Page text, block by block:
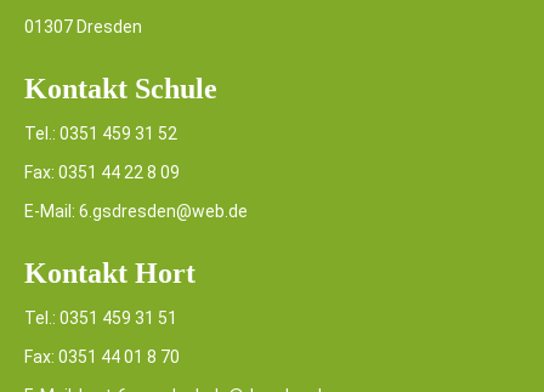
01307 Dresden
Kontakt Schule
Tel.: 0351 459 31 52
Fax: 0351 44 22 8 09
E-Mail: 6.gsdresden@web.de
Kontakt Hort
Tel.: 0351 459 31 51
Fax: 0351 44 01 8 70